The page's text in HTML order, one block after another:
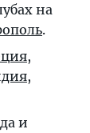
на
.
,
,
и